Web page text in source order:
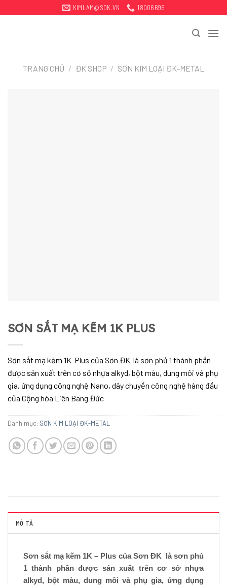
qua
KIMLAM@SDK.VN 18006696
TRANG CHỦ / ĐK SHOP / SƠN KIM LOẠI ĐK-METAL
SƠN SẮT MẠ KẼM 1K PLUS
Sơn sắt mạ kẽm 1K-Plus của Sơn ĐK là sơn phủ 1 thành phần
được sản xuất trên cơ sở nhựa alkyd, bột màu, dung môi và phụ
gia, ứng dụng công nghệ Nano, dây chuyền công nghệ hàng đầu
của Cộng hòa Liên Bang Đức
Danh mục: SƠN KIM LOẠI ĐK-METAL
MÔ TẢ
Sơn sắt mạ kẽm 1K – Plus của Sơn ĐK là sơn phủ
1 thành phần được sản xuất trên cơ sở nhựa
alkyd, bột màu, dung môi và phụ gia, ứng dụng